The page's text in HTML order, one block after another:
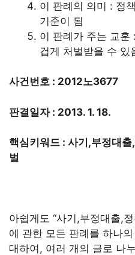
이 판례의 의미 : 정
기준이 됨
이 판례가 주는 교훈
겁게 처벌받을 수 있
사건번호 : 2012노3677
판결일자 : 2013. 1. 18.
핵심키워드 : 사기,부정대
벌
아쉽게도 “사기,부정대출,
에 관한 모든 판례를 하나
대하여, 여러 개의 글로 나